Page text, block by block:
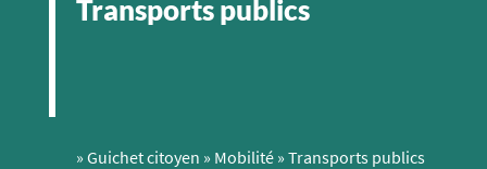
Transports publics
» Guichet citoyen » Mobilité » Transports publics